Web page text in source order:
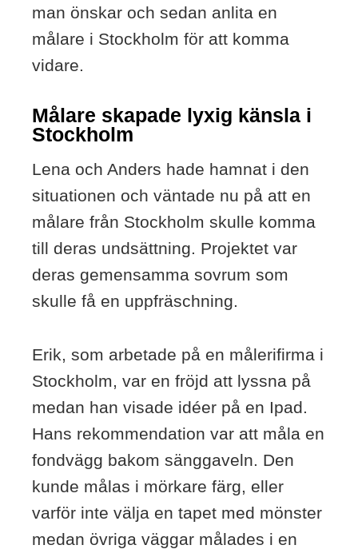
man önskar och sedan anlita en
målare i Stockholm för att komma
vidare.
Målare skapade lyxig känsla i
Stockholm
Lena och Anders hade hamnat i den
situationen och väntade nu på att en
målare från Stockholm skulle komma
till deras undsättning. Projektet var
deras gemensamma sovrum som
skulle få en uppfräschning.
Erik, som arbetade på en målerifirma i
Stockholm, var en fröjd att lyssna på
medan han visade idéer på en Ipad.
Hans rekommendation var att måla en
fondvägg bakom sänggaveln. Den
kunde målas i mörkare färg, eller
varför inte välja en tapet med mönster
medan övriga väggar målades i en